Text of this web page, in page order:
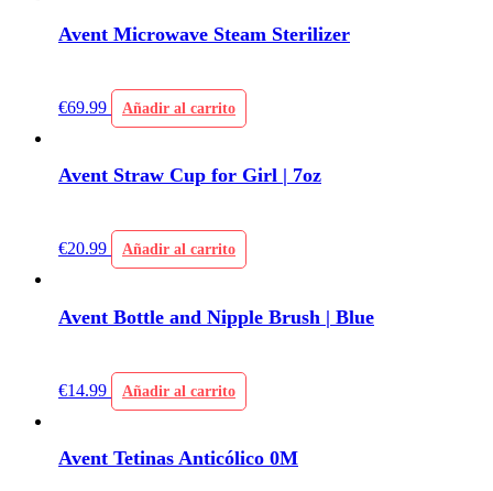
Avent Microwave Steam Sterilizer
€69.99 Añadir al carrito
Avent Straw Cup for Girl | 7oz
€20.99 Añadir al carrito
Avent Bottle and Nipple Brush | Blue
€14.99 Añadir al carrito
Avent Tetinas Anticólico 0M